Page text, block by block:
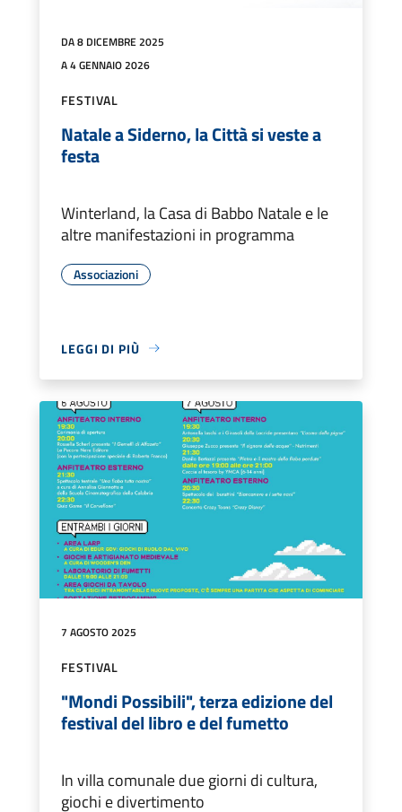
DA 8 DICEMBRE 2025
A 4 GENNAIO 2026
FESTIVAL
Natale a Siderno, la Città si veste a
festa
Winterland, la Casa di Babbo Natale e le
altre manifestazioni in programma
Associazioni
LEGGI DI PIÙ
7 AGOSTO 2025
FESTIVAL
"Mondi Possibili", terza edizione del
festival del libro e del fumetto
In villa comunale due giorni di cultura,
giochi e divertimento